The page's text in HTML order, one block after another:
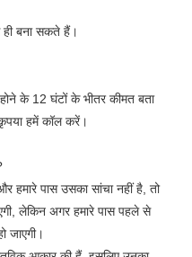
ही बना सकते हैं।
के 12 घंटों के भीतर कीमत बता
हमें कॉल करें।
हमारे पास उसका सांचा नहीं है, तो
लेकिन अगर हमारे पास पहले से
जाएगी।